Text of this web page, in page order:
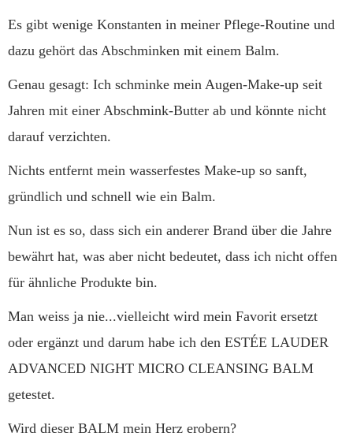
Es gibt wenige Konstanten in meiner Pflege-Routine und
dazu gehört das Abschminken mit einem Balm.
Genau gesagt: Ich schminke mein Augen-Make-up seit
Jahren mit einer Abschmink-Butter ab und könnte nicht
darauf verzichten.
Nichts entfernt mein wasserfestes Make-up so sanft,
gründlich und schnell wie ein Balm.
Nun ist es so, dass sich ein anderer Brand über die Jahre
bewährt hat, was aber nicht bedeutet, dass ich nicht offen
für ähnliche Produkte bin.
Man weiss ja nie...vielleicht wird mein Favorit ersetzt
oder ergänzt und darum habe ich den ESTÉE LAUDER
ADVANCED NIGHT MICRO CLEANSING BALM
getestet.
Wird dieser BALM mein Herz erobern?